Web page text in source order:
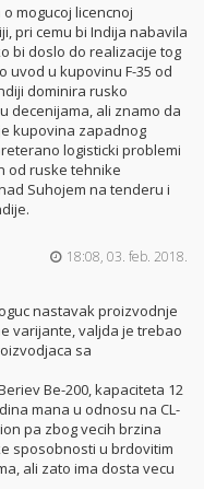
mogucoj licencnoj
pri cemu bi Indija nabavila
bi doslo do realizacije tog
uvod u kupovinu F-35 od
dominira rusko
decenijama, ali znamo da
kupovina zapadnog
logisticki problemi
od ruske tehnike
Suhojem na tenderu i
18:08, 03. feb. 2018.
nastavak proizvodnje
varijante, valjda je trebao
sa
Be-200, kapaciteta 12
mana u odnosu na CL-
pa zbog vecih brzina
sposobnosti u brdovitim
ali zato ima dosta vecu